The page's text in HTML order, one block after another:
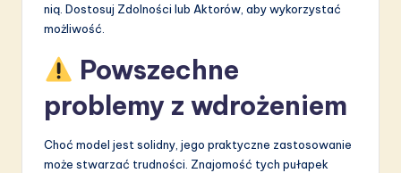
nią. Dostosuj Zdolności lub Aktorów, aby wykorzystać
możliwość.
Powszechne
problemy z wdrożeniem
Choć model jest solidny, jego praktyczne zastosowanie
może stwarzać trudności. Znajomość tych pułapek